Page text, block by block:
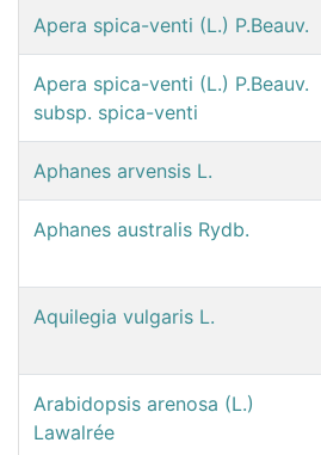
Apera spica-venti (L.) P.Beauv.
Apera spica-venti (L.) P.Beauv.
subsp. spica-venti
Aphanes arvensis L.
Aphanes australis Rydb.
Aquilegia vulgaris L.
Arabidopsis arenosa (L.)
Lawalrée